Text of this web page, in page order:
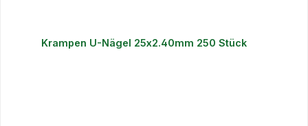
Krampen U-Nägel 25x2.40mm 250 Stück